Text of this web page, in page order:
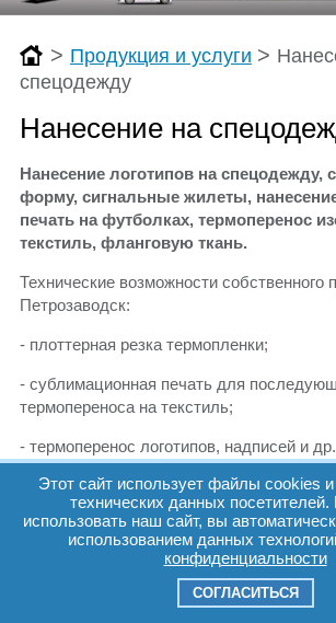
> Продукция и услуги >
спецодежду
Нанесение на
Нанесение логотипов на спецодежду,
форму, сигнальные жилеты,
печать на футболках, термоперенос
текстиль, фланговую ткань.
Технические возможности собственного
Петрозаводск:
- плоттерная резка термопленки;
- сублимационная печать для
термопереноса на текстиль;
- термоперенос логотипов, надписей и
- термоперенос сублимационной печати
синтетическим покрытием.
В наличии имеются футболки
хлопковые, синтетические и
снаружи синтетика), а также спецодежда!
Этот сайт использует файлы cookies
технических данных
использовать наш сайт, вы
использованием данных
конфиденциальности
СОГЛАСИТЬСЯ